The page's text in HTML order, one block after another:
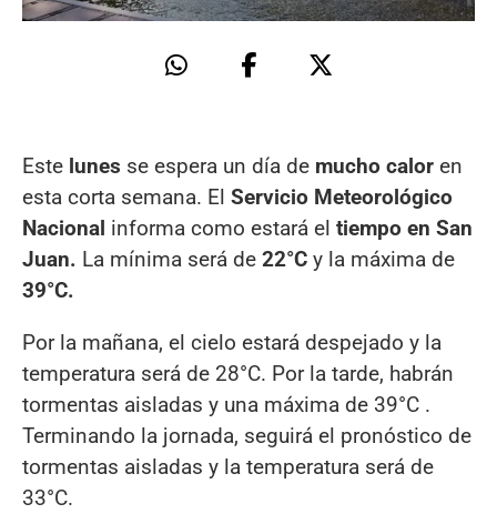
Este lunes se espera un día de mucho calor en
esta corta semana. El Servicio Meteorológico
Nacional informa como estará el tiempo en San
Juan. La mínima será de 22°C y la máxima de
39°C.
Por la mañana, el cielo estará despejado y la
temperatura será de 28°C. Por la tarde, habrán
tormentas aisladas y una máxima de 39°C .
Terminando la jornada, seguirá el pronóstico de
tormentas aisladas y la temperatura será de
33°C.